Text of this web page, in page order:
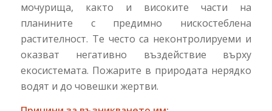
мочурища, както и високите части на
планините с предимно нискостеблена
растителност. Те често са неконтролируеми и
оказват негативно въздействие върху
екосистемата. Пожарите в природата нерядко
водят и до човешки жертви.